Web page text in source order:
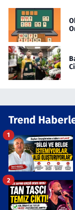
Trend
1
2